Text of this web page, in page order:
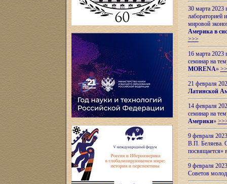
30 марта 2023
лабораторией
мировой
Америка в
>>>
16 марта 2023
семинар на
MORENA»
21 февраля
Латинской
14 февраля
семинар на
Америки»
9 февраля
В.П. Беляева.
посвящается»
9 февраля
Советов